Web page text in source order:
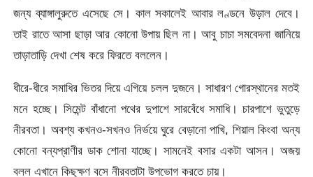
জন্য ব্যাঙ্গালুরুতে এসেছে সে। কাল সকালেই আবার লণ্ডনে উড়াল দেবে।
তাই রাতে আসা ছাড়া আর কোনো উপায় ছিল না। আবু চাচা সমবেদনা জানিয়ে
তাড়াতাড়ি দেখা শেষ করে ফিরতে বললেন।
ধীরে-ধীরে সমাধির ভিতর দিয়ে এগিয়ে চলল দুজনে। সাধারণ গোরস্থানের মতই
মনে হচ্ছে। সিমেন্ট বাঁধানো পথের দুপাশে সারবেঁধে সমাধি। চারপাশে ভুতুড়ে
নীরবতা। অবশ্য কখনও-সখনও নির্ভয়ে ঘুরে বেড়ানো পাখি, শিয়াল কিংবা অন্য
কোনো বন্যপ্রাণীর ডাক শোনা যাচ্ছে। সামনেই বসার একটা আসন। অজয়
বলল এখানে কিছুক্ষণ বসে নীরবতাটা উপভোগ করতে চায়।